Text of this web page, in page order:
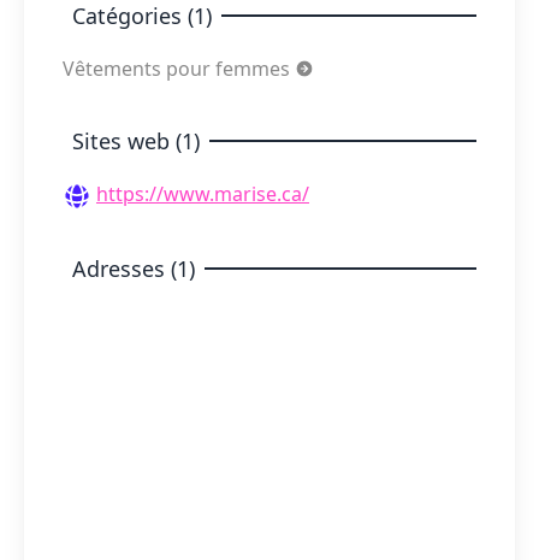
Catégories (1)
Vêtements pour femmes
Sites web (1)
https://www.marise.ca/
Adresses (1)